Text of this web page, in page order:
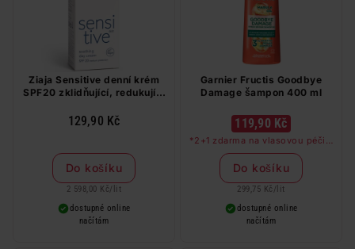
Ziaja Sensitive denní krém
SPF20 zklidňující, redukující
129,90 Kč
Do košíku
2 598,00 Kč/ lit
dostupné online
načítám
Garnier Fructis Goodbye
Damage šampon 400 ml
119,90 Kč
*2+1 zdarma na vlasovou péči v
libovolné kombinaci, nejlevnější
produkt zdarma. Neplatí na
barvy na vlasy a cestovní balení.
Do košíku
299,75 Kč / lit
dostupné online
načítám